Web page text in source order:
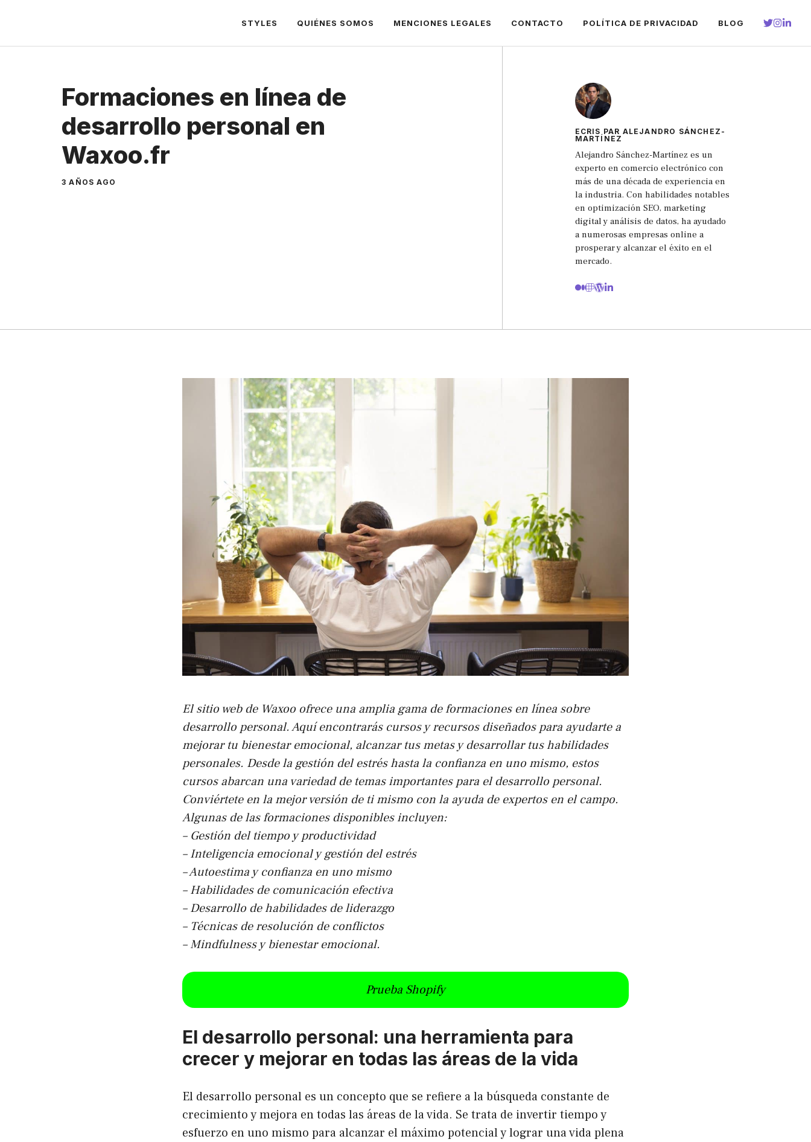
contenido
STYLES QUIÉNES SOMOS MENCIONES LEGALES CONTACTO POLÍTICA DE PRIVACIDAD BLOG
Formaciones en línea de
desarrollo personal en
Waxoo.fr
3 AÑOS AGO
ECRIS PAR ALEJANDRO SÁNCHEZ-
MARTÍNEZ
Alejandro Sánchez-Martínez es un
experto en comercio electrónico con
más de una década de experiencia en
la industria. Con habilidades notables
en optimización SEO, marketing
digital y análisis de datos, ha ayudado
a numerosas empresas online a
prosperar y alcanzar el éxito en el
mercado.
El sitio web de Waxoo ofrece una amplia gama de formaciones en línea sobre
desarrollo personal. Aquí encontrarás cursos y recursos diseñados para ayudarte a
mejorar tu bienestar emocional, alcanzar tus metas y desarrollar tus habilidades
personales. Desde la gestión del estrés hasta la confianza en uno mismo, estos
cursos abarcan una variedad de temas importantes para el desarrollo personal.
Conviértete en la mejor versión de ti mismo con la ayuda de expertos en el campo.
Algunas de las formaciones disponibles incluyen:
– Gestión del tiempo y productividad
– Inteligencia emocional y gestión del estrés
– Autoestima y confianza en uno mismo
– Habilidades de comunicación efectiva
– Desarrollo de habilidades de liderazgo
– Técnicas de resolución de conflictos
– Mindfulness y bienestar emocional.
Prueba Shopify
El desarrollo personal: una herramienta para
crecer y mejorar en todas las áreas de la vida
El desarrollo personal es un concepto que se refiere a la búsqueda constante de
crecimiento y mejora en todas las áreas de la vida. Se trata de invertir tiempo y
esfuerzo en uno mismo para alcanzar el máximo potencial y lograr una vida plena